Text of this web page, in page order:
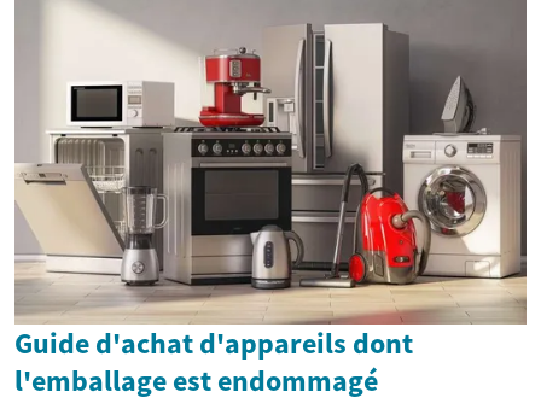
Guide d'achat d'appareils dont
l'emballage est endommagé